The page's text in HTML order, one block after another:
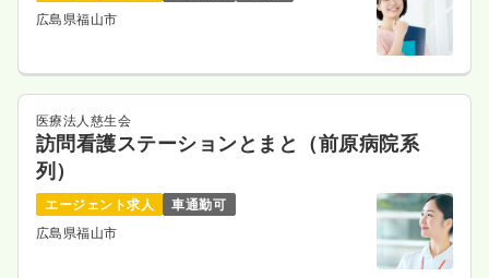
広島県福山市
医療法人慈生会
訪問看護ステーションとまと（前原病院系
列）
エージェント求人
車通勤可
広島県福山市